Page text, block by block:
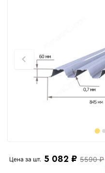
Цена за шт. 5 082 ₽ 5590 ₽